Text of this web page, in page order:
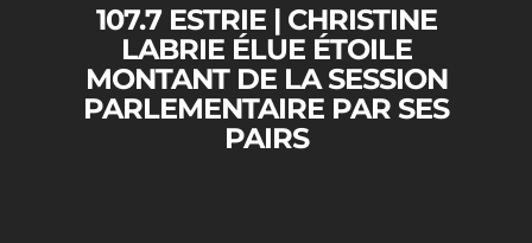
107.7 ESTRIE | CHRISTINE
LABRIE ÉLUE ÉTOILE
MONTANT DE LA SESSION
PARLEMENTAIRE PAR SES
PAIRS